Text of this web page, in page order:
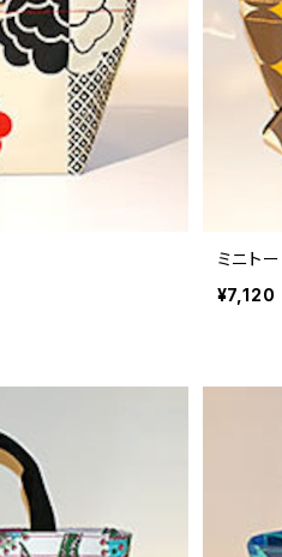
ミニト
¥7,120